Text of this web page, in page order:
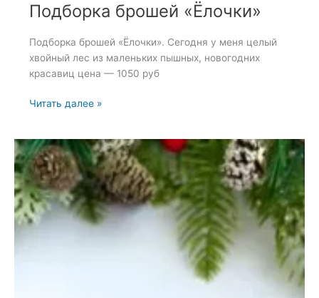
Подборка брошей «Ёлочки»
Подборка брошей «Ёлочки». Сегодня у меня целый
хвойный лес из маленьких пышных, новогодних
красавиц цена — 1050 руб
Подборка
Читать далее »